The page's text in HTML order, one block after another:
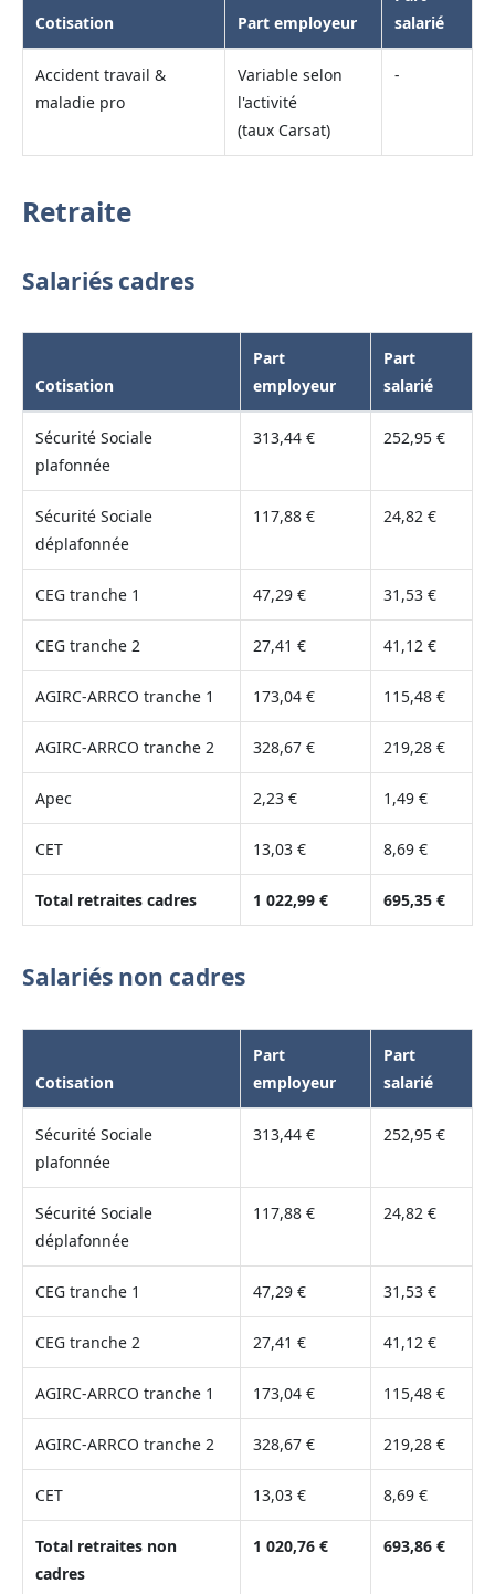
Cotisation Part employeur
salarié
Accident travail &
maladie pro
Variable selon
l'activité
(taux Carsat)
-
Retraite
Salariés cadres
Cotisation
Part
employeur
Part
salarié
Sécurité Sociale
plafonnée
313,44 € 252,95 €
Sécurité Sociale
déplafonnée
117,88 € 24,82 €
CEG tranche 1 47,29 € 31,53 €
CEG tranche 2 27,41 € 41,12 €
AGIRC-ARRCO tranche 1 173,04 € 115,48 €
AGIRC-ARRCO tranche 2 328,67 € 219,28 €
Apec 2,23 € 1,49 €
CET 13,03 € 8,69 €
Total retraites cadres 1 022,99 € 695,35 €
Salariés non cadres
Cotisation
Part
employeur
Part
salarié
Sécurité Sociale
plafonnée
313,44 € 252,95 €
Sécurité Sociale
déplafonnée
117,88 € 24,82 €
CEG tranche 1 47,29 € 31,53 €
CEG tranche 2 27,41 € 41,12 €
AGIRC-ARRCO tranche 1 173,04 € 115,48 €
AGIRC-ARRCO tranche 2 328,67 € 219,28 €
CET 13,03 € 8,69 €
Total retraites non
cadres
1 020,76 € 693,86 €